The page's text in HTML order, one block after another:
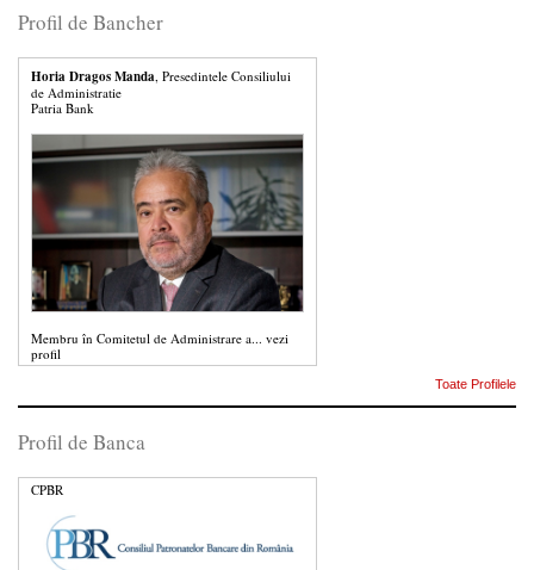
Profil de Bancher
Horia Dragos Manda, Presedintele Consiliului
de Administratie
Patria Bank
Membru în Comitetul de Administrare a... vezi
profil
Toate Profilele
Profil de Banca
CPBR